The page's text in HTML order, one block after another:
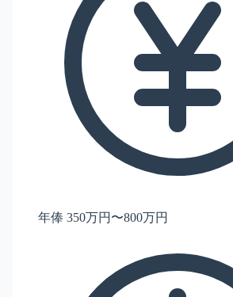
年俸 350万円〜800万円